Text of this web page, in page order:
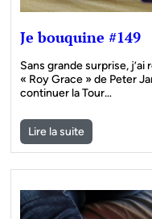
Je bouquine #149
Sans grande surprise, j’ai
« Roy Grace » de Peter
continuer la Tour…
Lire la suite